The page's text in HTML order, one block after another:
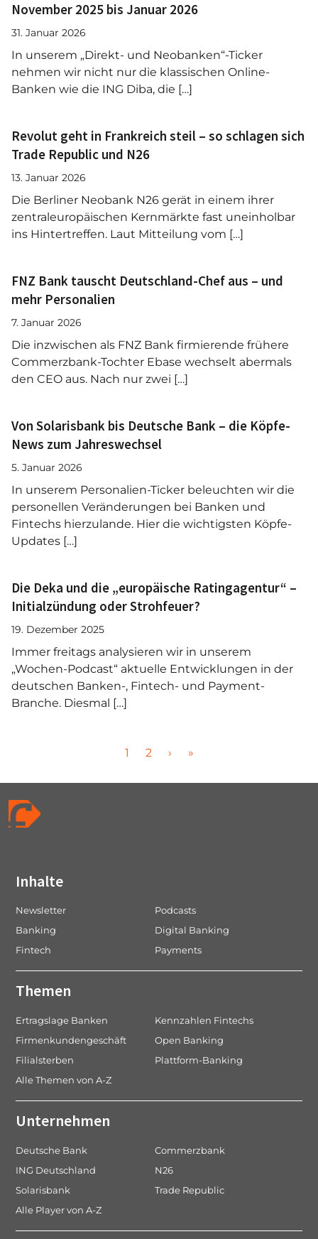
November 2025 bis Januar 2026
31. Januar 2026
In unserem „Direkt- und Neobanken“-Ticker
nehmen wir nicht nur die klassischen Online-
Banken wie die ING Diba, die […]
Revolut geht in Frankreich steil – so schlagen sich
Trade Republic und N26
13. Januar 2026
Die Berliner Neobank N26 gerät in einem ihrer
zentraleuropäischen Kernmärkte fast uneinholbar
ins Hintertreffen. Laut Mitteilung vom […]
FNZ Bank tauscht Deutschland-Chef aus – und
mehr Personalien
7. Januar 2026
Die inzwischen als FNZ Bank firmierende frühere
Commerzbank-Tochter Ebase wechselt abermals
den CEO aus. Nach nur zwei […]
Von Solarisbank bis Deutsche Bank – die Köpfe-
News zum Jahreswechsel
5. Januar 2026
In unserem Personalien-Ticker beleuchten wir die
personellen Veränderungen bei Banken und
Fintechs hierzulande. Hier die wichtigsten Köpfe-
Updates […]
Die Deka und die „europäische Ratingagentur“ –
Initialzündung oder Strohfeuer?
19. Dezember 2025
Immer freitags analysieren wir in unserem
„Wochen-Podcast“ aktuelle Entwicklungen in der
deutschen Banken-, Fintech- und Payment-
Branche. Diesmal […]
g
e
n
g
o
n
P
g
1
P
g
2 › »
Inhalte
Newsletter
Podcasts
Banking
Digital Banking
Fintech
Payments
Themen
Ertragslage Banken
Kennzahlen Fintechs
Firmenkundengeschäft
Open Banking
Filialsterben
Plattform-Banking
Alle Themen von A-Z
Unternehmen
Deutsche Bank
Commerzbank
ING Deutschland
N26
Solarisbank
Trade Republic
Alle Player von A-Z